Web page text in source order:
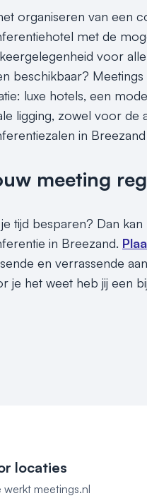
organiseren van een
met de
voor
beschikbaar?
luxe hotels, een
ligging, zowel voor de
in Breezand
meeting
tijd besparen? Dan
in Breezand.
en verrassende
je het weet heb jij een
locaties
werkt meetings.nl